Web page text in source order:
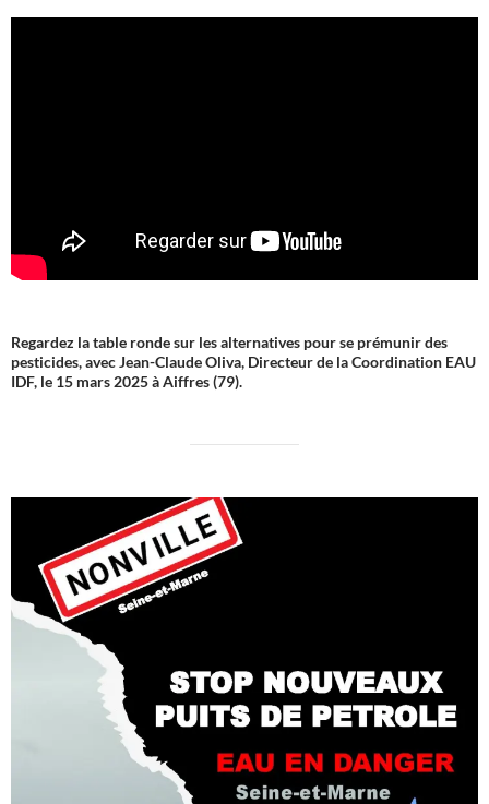
Regardez la table ronde sur les alternatives pour se prémunir des
pesticides, avec Jean-Claude Oliva, Directeur de la Coordination EAU
IDF, le 15 mars 2025 à Aiffres (79).